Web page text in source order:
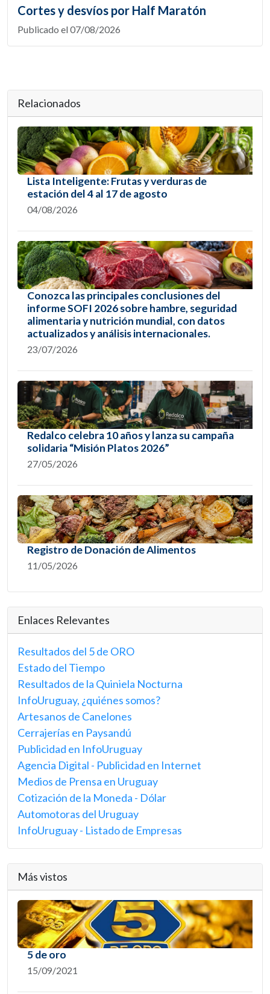
Cortes y desvíos por Half Maratón
Publicado el 07/08/2026
Relacionados
Lista Inteligente: Frutas y verduras de
estación del 4 al 17 de agosto
04/08/2026
Conozca las principales conclusiones del
informe SOFI 2026 sobre hambre, seguridad
alimentaria y nutrición mundial, con datos
actualizados y análisis internacionales.
23/07/2026
Redalco celebra 10 años y lanza su campaña
solidaria “Misión Platos 2026”
27/05/2026
Registro de Donación de Alimentos
11/05/2026
Enlaces Relevantes
Resultados del 5 de ORO
Estado del Tiempo
Resultados de la Quiniela Nocturna
InfoUruguay, ¿quiénes somos?
Artesanos de Canelones
Cerrajerías en Paysandú
Publicidad en InfoUruguay
Agencia Digital - Publicidad en Internet
Medios de Prensa en Uruguay
Cotización de la Moneda - Dólar
Automotoras del Uruguay
InfoUruguay - Listado de Empresas
Más vistos
5 de oro
15/09/2021